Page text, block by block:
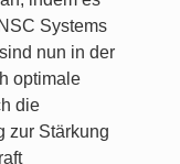
Systems
nun in der
optimale
die
zur Stärkung